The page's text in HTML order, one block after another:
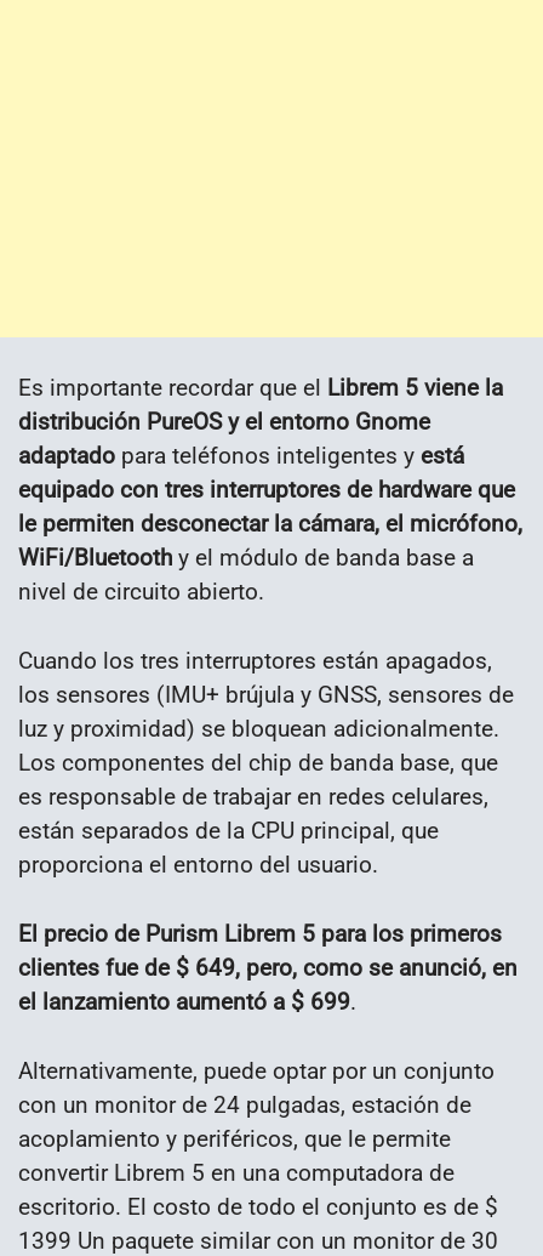
Es importante recordar que el Librem 5 viene la
distribución PureOS y el entorno Gnome
adaptado para teléfonos inteligentes y está
equipado con tres interruptores de hardware que
le permiten desconectar la cámara, el micrófono,
WiFi/Bluetooth y el módulo de banda base a
nivel de circuito abierto.
Cuando los tres interruptores están apagados,
los sensores (IMU+ brújula y GNSS, sensores de
luz y proximidad) se bloquean adicionalmente.
Los componentes del chip de banda base, que
es responsable de trabajar en redes celulares,
están separados de la CPU principal, que
proporciona el entorno del usuario.
El precio de Purism Librem 5 para los primeros
clientes fue de $ 649, pero, como se anunció, en
el lanzamiento aumentó a $ 699.
Alternativamente, puede optar por un conjunto
con un monitor de 24 pulgadas, estación de
acoplamiento y periféricos, que le permite
convertir Librem 5 en una computadora de
escritorio. El costo de todo el conjunto es de $
1399 Un paquete similar con un monitor de 30